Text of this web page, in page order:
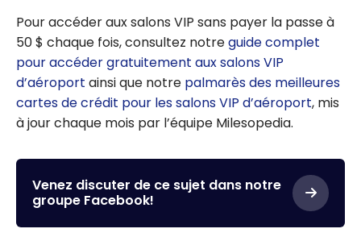
Pour accéder aux salons VIP sans payer la passe à
50 $ chaque fois, consultez notreguide complet
pour accéder gratuitement aux salons VIP
d’aéroport ainsi que notre palmarès des meilleures
cartes de crédit pour les salons VIP d’aéroport, mis
à jour chaque mois par l’équipe Milesopedia.
Venez discuter de ce sujet dans notre
groupe Facebook!